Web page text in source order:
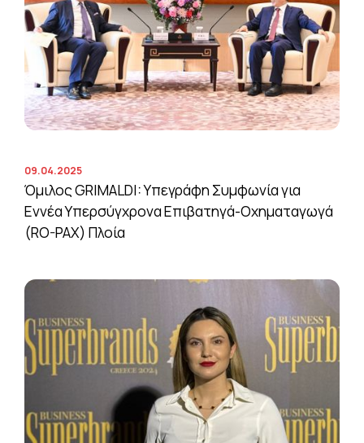
09.04.2025
Όμιλος GRIMALDI: Υπεγράφη Συμφωνία για
Εννέα Υπερσύγχρονα Επιβατηγά-Οχηματαγωγά
(RO-PAX) Πλοία